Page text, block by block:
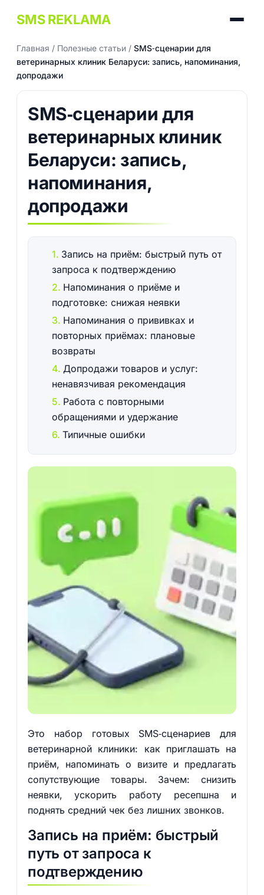
SMS REKLAMA
Главная / Полезные статьи/ SMS‑сценарии для
ветеринарных клиник Беларуси: запись, напоминания,
допродажи
SMS‑сценарии для
ветеринарных клиник
Беларуси: запись,
напоминания,
допродажи
Запись на приём: быстрый путь от
запроса к подтверждению
Напоминания о приёме и
подготовке: снижая неявки
Напоминания о прививках и
повторных приёмах: плановые
возвраты
Допродажи товаров и услуг:
ненавязчивая рекомендация
Работа с повторными
обращениями и удержание
Типичные ошибки
Это набор готовых SMS‑сценариев для
ветеринарной клиники: как приглашать на
приём, напоминать о визите и предлагать
сопутствующие товары. Зачем: снизить
неявки, ускорить работу ресепшна и
поднять средний чек без лишних звонков.
Запись на приём: быстрый
путь от запроса к
подтверждению